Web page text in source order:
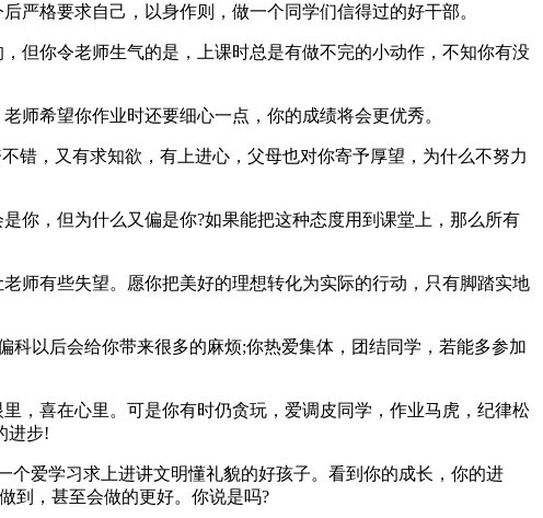
格要求自己，以身作则，做一个同学们信得过的好干部。
你令老师生气的是，上课时总是有做不完的小动作，不知你有没
希望你作业时还要细心一点，你的成绩将会更优秀。
，又有求知欲，有上进心，父母也对你寄予厚望，为什么不努力
，但为什么又偏是你?如果能把这种态度用到课堂上，那么所有
有些失望。愿你把美好的理想转化为实际的行动，只有脚踏实地
以后会给你带来很多的麻烦;你热爱集体，团结同学，若能多参加
喜在心里。可是你有时仍贪玩，爱调皮同学，作业马虎，纪律松
进步!
爱学习求上进讲文明懂礼貌的好孩子。看到你的成长，你的进
到，甚至会做的更好。你说是吗?